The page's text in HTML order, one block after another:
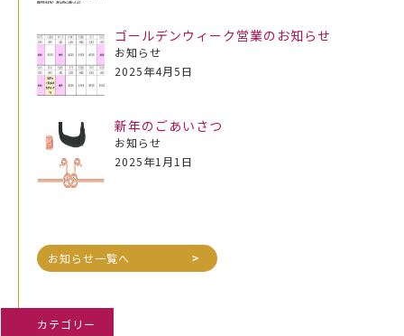
ョ
ン
ゴールデンウィーク営業のお知らせ
お知らせ
2025年4月5日
新年のごあいさつ
お知らせ
2025年1月1日
お知らせ一覧へ
カテゴリー